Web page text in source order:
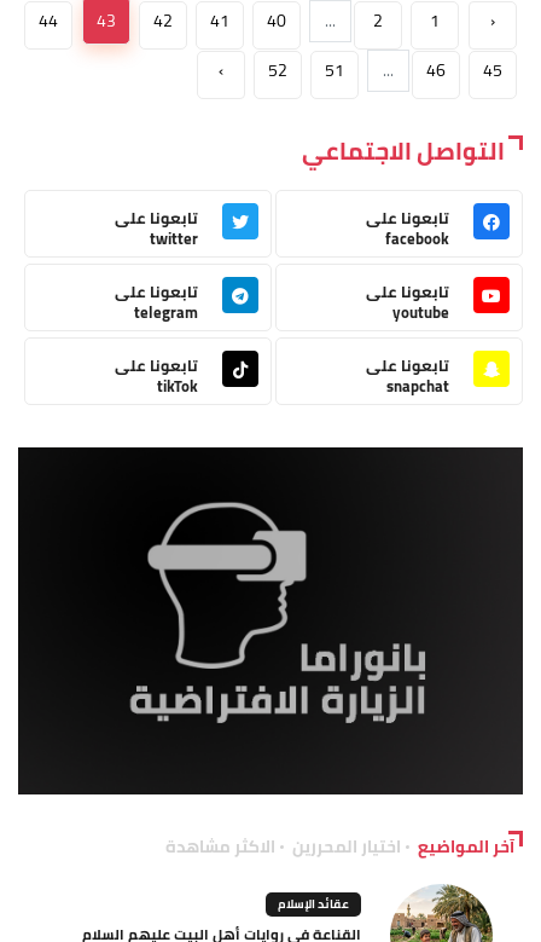
‹
1
2
...
40
41
42
43
44
45
46
...
51
52
›
التواصل الاجتماعي
تابعونا على
facebook
تابعونا على
twitter
تابعونا على
youtube
تابعونا على
telegram
تابعونا على
snapchat
تابعونا على
tikTok
آخر المواضيع اختيار المحررين الاكثر مشاهدة
عقائد الإسلام
القناعة في روايات أهل البيت عليهم السلام